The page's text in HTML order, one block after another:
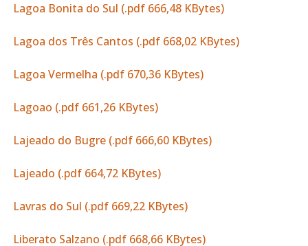
Lagoa Bonita do Sul (.pdf 666,48 KBytes)
Lagoa dos Três Cantos (.pdf 668,02 KBytes)
Lagoa Vermelha (.pdf 670,36 KBytes)
Lagoao (.pdf 661,26 KBytes)
Lajeado do Bugre (.pdf 666,60 KBytes)
Lajeado (.pdf 664,72 KBytes)
Lavras do Sul (.pdf 669,22 KBytes)
Liberato Salzano (.pdf 668,66 KBytes)